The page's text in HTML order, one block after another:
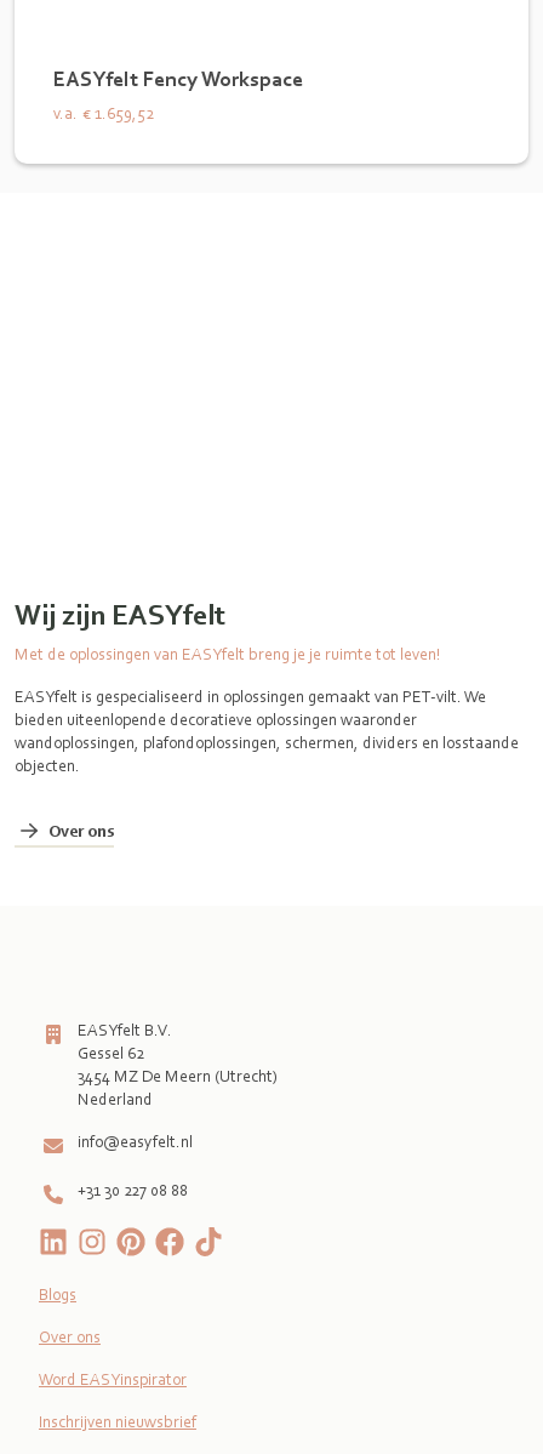
EASYfelt Fency Workspace
v.a. € 1.659,52
Wij zijn EASYfelt
Met de oplossingen van EASYfelt breng je je ruimte tot leven!
EASYfelt is gespecialiseerd in oplossingen gemaakt van PET-vilt. We
bieden uiteenlopende decoratieve oplossingen waaronder
wandoplossingen, plafondoplossingen, schermen, dividers en losstaande
objecten.
Over ons
EASYfelt B.V.
Gessel 62
3454 MZ De Meern (Utrecht)
Nederland
info@easyfelt.nl
+31 30 227 08 88
Blogs
Over ons
Word EASYinspirator
Inschrijven nieuwsbrief